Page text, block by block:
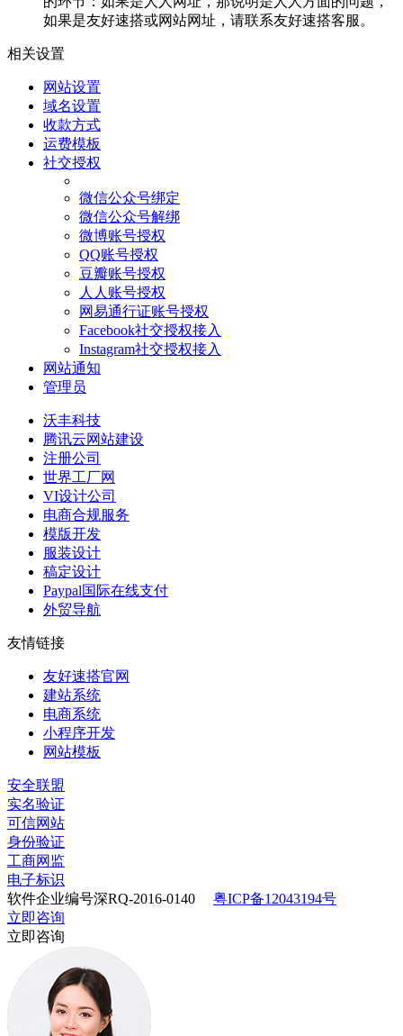
如果是友好速搭或网站网址，请联系友好速搭客服。
相关设置
网站设置
域名设置
收款方式
运费模板
社交授权
微信公众号绑定
微信公众号解绑
微博账号授权
QQ账号授权
豆瓣账号授权
人人账号授权
网易通行证账号授权
Facebook社交授权接入
Instagram社交授权接入
网站通知
管理员
沃丰科技
腾讯云网站建设
注册公司
世界工厂网
VI设计公司
电商合规服务
模版开发
服装设计
稿定设计
Paypal国际在线支付
外贸导航
友情链接
友好速搭官网
建站系统
电商系统
小程序开发
网站模板
安全联盟
实名验证
可信网站
身份验证
工商网监
电子标识
软件企业编号深RQ-2016-0140
粤ICP备12043194号
立即咨询
立即咨询